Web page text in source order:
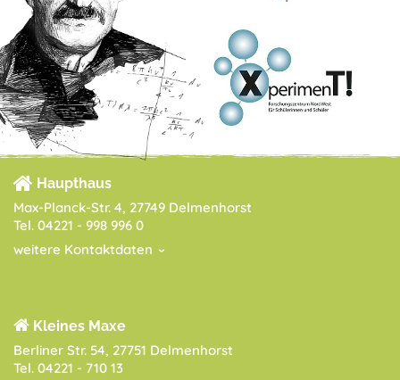
Haupthaus
Max-Planck-Str. 4, 27749 Delmenhorst
Tel. 04221 - 998 996 0
weitere Kontaktdaten
Kleines Maxe
Berliner Str. 54, 27751 Delmenhorst
Tel. 04221 - 710 13